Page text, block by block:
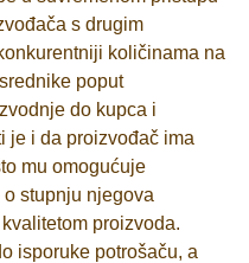
s drugim
količinama na
poput
do kupca i
je i da proizvođač ima
mu omogućuje
stupnju njegova
proizvoda.
isporuke potrošaču, a